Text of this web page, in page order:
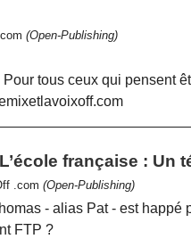
(Open-Publishing)
tous ceux qui pensent
française : Un
.com (Open-Publishing)
- alias Pat - est happé
FTP ?